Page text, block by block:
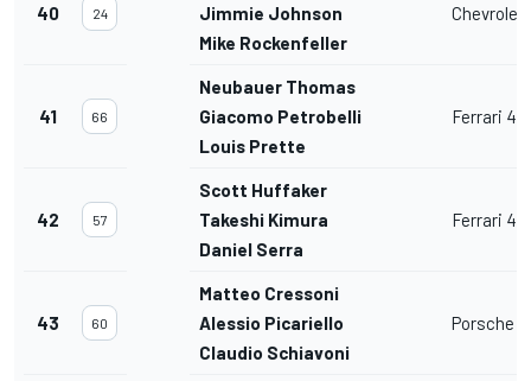
40 24
Jimmie Johnson
Mike Rockenfeller
Chevrolet
41 66
Neubauer Thomas
Giacomo Petrobelli
Louis Prette
Ferrari
42 57
Scott Huffaker
Takeshi Kimura
Daniel Serra
Ferrari
43 60
Matteo Cressoni
Alessio Picariello
Claudio Schiavoni
Porsche